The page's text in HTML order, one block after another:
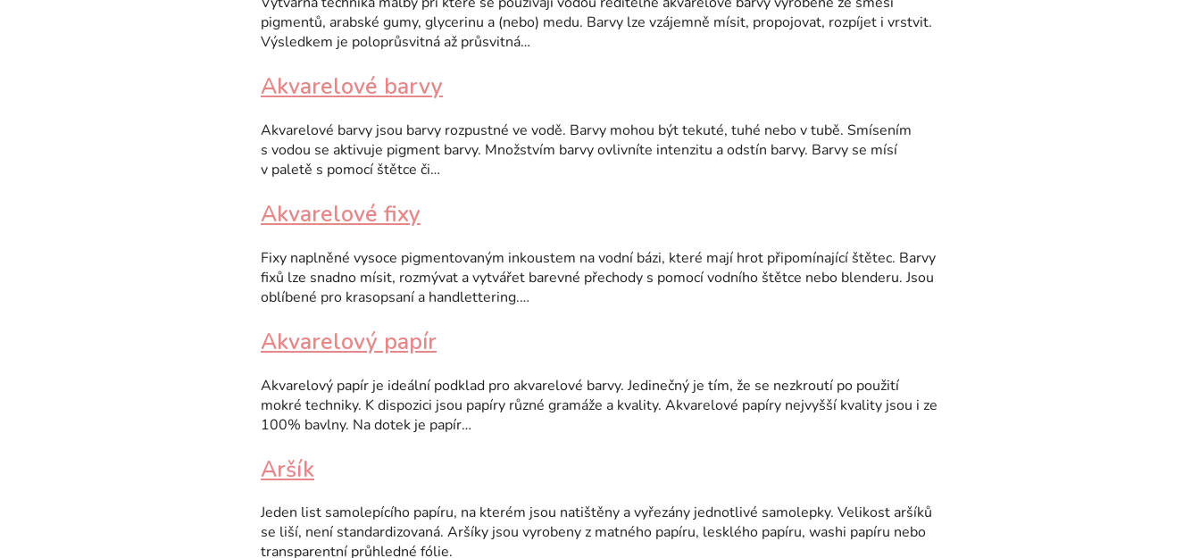
pigmentů, arabské gumy, glycerinu a (nebo) medu. Barvy lze vzájemně mísit, propojovat, rozpíjet i vrstvit.
Výsledkem je poloprůsvitná až průsvitná…
Akvarelové barvy
Akvarelové barvy jsou barvy rozpustné ve vodě. Barvy mohou být tekuté, tuhé nebo v tubě. Smísením
s vodou se aktivuje pigment barvy. Množstvím barvy ovlivníte intenzitu a odstín barvy. Barvy se mísí
v paletě s pomocí štětce či…
Akvarelové fixy
Fixy naplněné vysoce pigmentovaným inkoustem na vodní bázi, které mají hrot připomínající štětec. Barvy
fixů lze snadno mísit, rozmývat a vytvářet barevné přechody s pomocí vodního štětce nebo blenderu. Jsou
oblíbené pro krasopsaní a handlettering.…
Akvarelový papír
Akvarelový papír je ideální podklad pro akvarelové barvy. Jedinečný je tím, že se nezkroutí po použití
mokré techniky. K dispozici jsou papíry různé gramáže a kvality. Akvarelové papíry nejvyšší kvality jsou i ze
100% bavlny. Na dotek je papír…
Aršík
Jeden list samolepícího papíru, na kterém jsou natištěny a vyřezány jednotlivé samolepky. Velikost aršíků
se liší, není standardizovaná. Aršíky jsou vyrobeny z matného papíru, lesklého papíru, washi papíru nebo
transparentní průhledné fólie.